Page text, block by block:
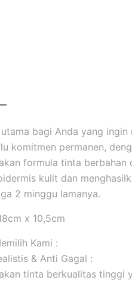
bagi Anda yang
komitmen permanen,
formula tinta berbahan
kulit dan
2 minggu lamanya.
x 10,5cm
Kami :
& Anti Gagal :
tinta berkualitas tinggi